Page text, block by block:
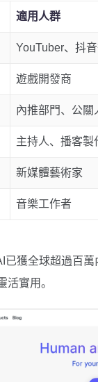
適用人群
YouTuber、抖
遊戲開發商
內推部門、公關
主持人、播客製
新媒體藝術家
音樂工作者
已獲全球超過百
活實用。